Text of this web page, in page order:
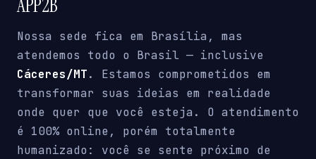
APP2B
Nossa sede fica em Brasília, mas
atendemos todo o Brasil — inclusive
Cáceres/MT. Estamos comprometidos em
transformar suas ideias em realidade
onde quer que você esteja. O atendimento
é 100% online, porém totalmente
humanizado: você se sente próximo de